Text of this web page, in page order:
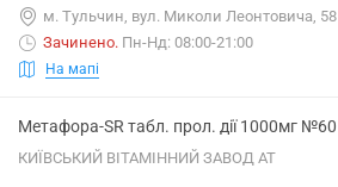
м. Тульчин, вул. Миколи Леонтовича, 58
Зачинено. Пн-Нд: 08:00-21:00
На мапі
Метафора-SR табл. прол. дії 1000мг №60
КИЇВСЬКИЙ ВІТАМІННИЙ ЗАВОД АТ